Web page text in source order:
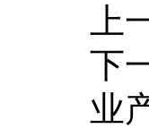
上
下
业